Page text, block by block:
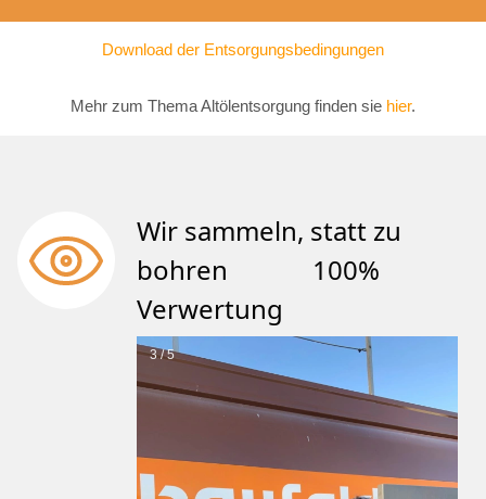
Download der Entsorgungsbedingungen
Mehr zum Thema Altölentsorgung finden sie hier.
Wir sammeln, statt zu
bohren 100%
Verwertung
3 / 5